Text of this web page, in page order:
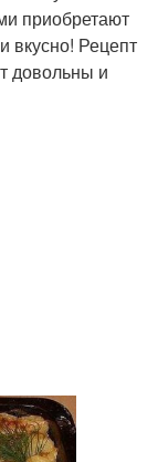
приобретают
вкусно! Рецепт
довольны и